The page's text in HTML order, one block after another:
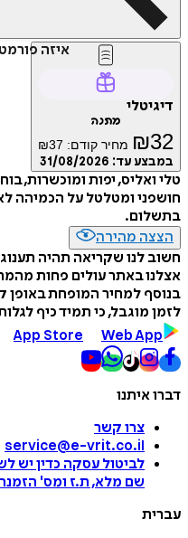
איזה
דיגיטלי
מתנה
₪32 מחיר קודם: ₪37
במבצע עד: 31/08/2026
טלי ואליס, יפות ומוכשרות,
חושפני ומטלטל על הכמיהה
בתשלום.
הצצה מהירה
חשוב לנו שקריאה תהיה
אצלנו באתר עולים פחות
בנוסף למחיר המופחת באופן
לזמן מוגבל, כי תמיד כיף
App Store Web App
דברו איתנו
צרו קשר
service@e-vrit.co.il
לביטול עסקה כדין יש
שם מלא, ת.ז ומס'
עברית